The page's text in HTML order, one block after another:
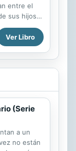
entre el
sus hijos
de
Ver Libro
(Serie
a un
no están